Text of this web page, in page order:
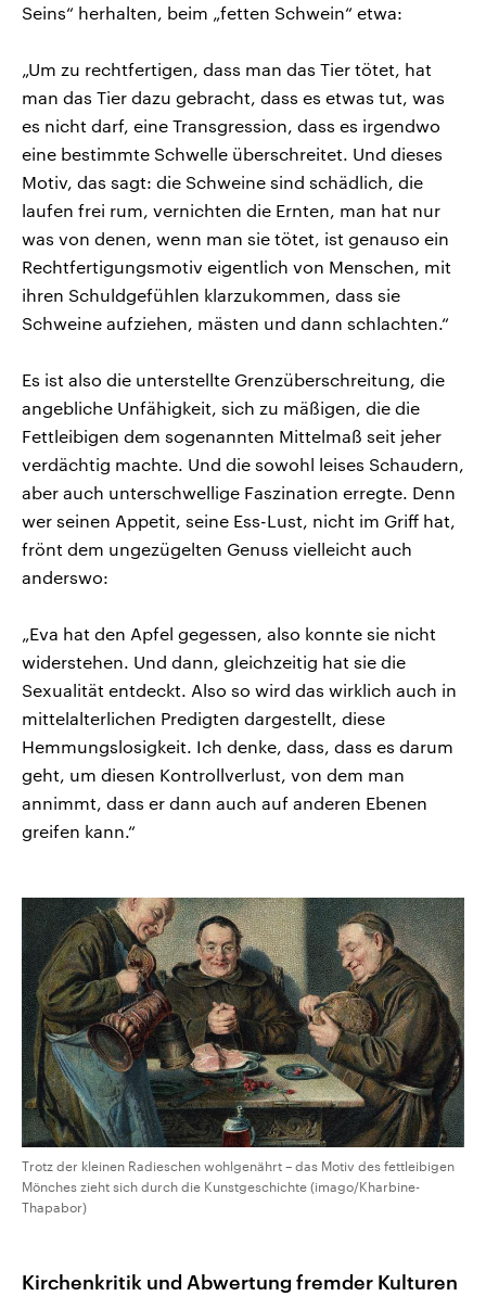
Seins“ herhalten, beim „fetten Schwein“ etwa:
„Um zu rechtfertigen, dass man das Tier tötet, hat
man das Tier dazu gebracht, dass es etwas tut, was
es nicht darf, eine Transgression, dass es irgendwo
eine bestimmte Schwelle überschreitet. Und dieses
Motiv, das sagt: die Schweine sind schädlich, die
laufen frei rum, vernichten die Ernten, man hat nur
was von denen, wenn man sie tötet, ist genauso ein
Rechtfertigungsmotiv eigentlich von Menschen, mit
ihren Schuldgefühlen klarzukommen, dass sie
Schweine aufziehen, mästen und dann schlachten.“
Es ist also die unterstellte Grenzüberschreitung, die
angebliche Unfähigkeit, sich zu mäßigen, die die
Fettleibigen dem sogenannten Mittelmaß seit jeher
verdächtig machte. Und die sowohl leises Schaudern,
aber auch unterschwellige Faszination erregte. Denn
wer seinen Appetit, seine Ess-Lust, nicht im Griff hat,
frönt dem ungezügelten Genuss vielleicht auch
anderswo:
„Eva hat den Apfel gegessen, also konnte sie nicht
widerstehen. Und dann, gleichzeitig hat sie die
Sexualität entdeckt. Also so wird das wirklich auch in
mittelalterlichen Predigten dargestellt, diese
Hemmungslosigkeit. Ich denke, dass, dass es darum
geht, um diesen Kontrollverlust, von dem man
annimmt, dass er dann auch auf anderen Ebenen
greifen kann.“
Trotz der kleinen Radieschen wohlgenährt – das Motiv des fettleibigen
Mönches zieht sich durch die Kunstgeschichte (imago/Kharbine-
Thapabor)
Kirchenkritik und Abwertung fremder Kulturen